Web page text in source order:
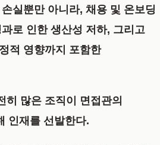
실뿐만 아니라, 채용 및 온보딩
로 인한 생산성 저하, 그리고
적 영향까지 포함한
히 많은 조직이 면접관의
인재를 선발한다.